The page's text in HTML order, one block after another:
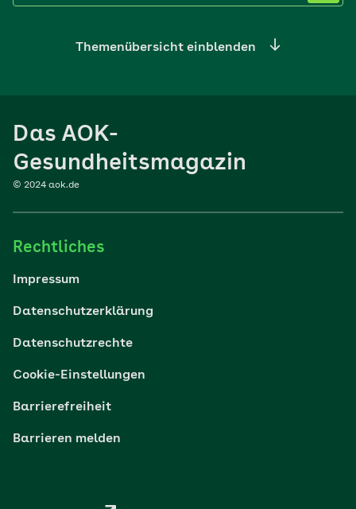
Themenübersicht einblenden
Sport
Reisen
Wohlbefinden
Digital gesund
Das AOK-
Gesundheitsmagazin
© 2024 aok.de
Rechtliches
Impressum
Datenschutzerklärung
Datenschutzrechte
Cookie-Einstellungen
Barrierefreiheit
Barrieren melden